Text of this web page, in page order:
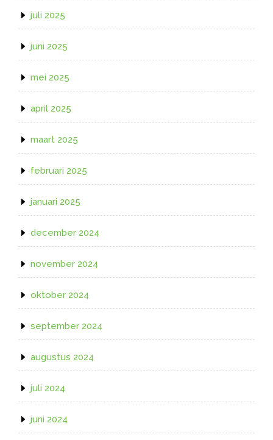
juli 2025
juni 2025
mei 2025
april 2025
maart 2025
februari 2025
januari 2025
december 2024
november 2024
oktober 2024
september 2024
augustus 2024
juli 2024
juni 2024